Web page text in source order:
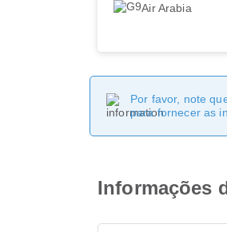
Air Arabia
Por favor, note
para fornecer as
Informações